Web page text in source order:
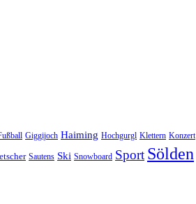
Giggijoch Haiming Hochgurgl Klettern Konzert
Sautens Ski Snowboard Sport Sölden